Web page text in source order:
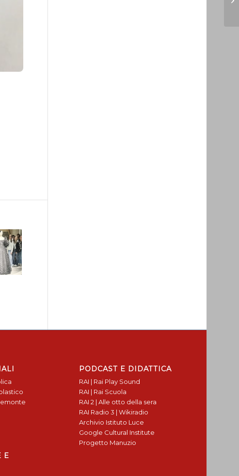
E
PODCAST E DIDATTICA
RAI | Rai Play Sound
RAI | Rai Scuola
RAI 2 | Alle otto della sera
RAI Radio 3 | Wikiradio
Archivio Istituto Luce
Google Cultural Institute
Progetto Manuzio